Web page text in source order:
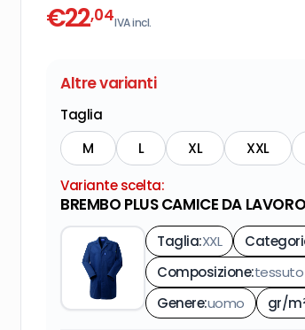
€22,04IVA incl.
Altre varianti
Taglia
M L XL XXL
Variante scelta:
BREMBO PLUS CAMICE DA
Taglia:XXL
Composizione:tessuto
Genere:uomo gr/